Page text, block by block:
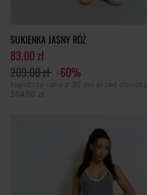
SUKIENKA JASNY RÓŻ
83,00 zł
209,00 zł -60%
Najniższa cena z 30 dni przed obniżką
104,00 zł